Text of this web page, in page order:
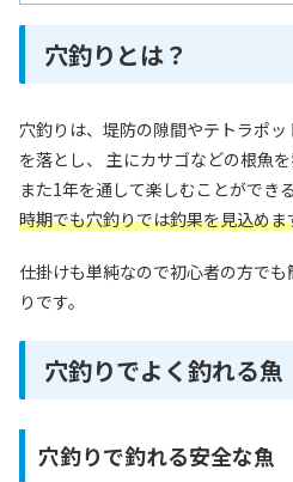
穴釣りとは？
穴釣りは、堤防の隙間やテトラポ
を落とし、 主にカサゴなどの根魚を
また1年を通して楽しむことができる
時期でも穴釣りでは釣果を見込めま
仕掛けも単純なので初心者の方で
りです。
穴釣りでよく釣れる魚
穴釣りで釣れる安全な魚